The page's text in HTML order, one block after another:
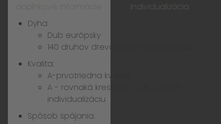
doplnkové informácie
Individualizácia
Dyha:
Dub európsky
140 druhov dreva:
Kvalita:
A-prvotriedna kvalita
A - rovnaká kresba 5*, A, B, C:
individualizáciu
Spôsob spájania: